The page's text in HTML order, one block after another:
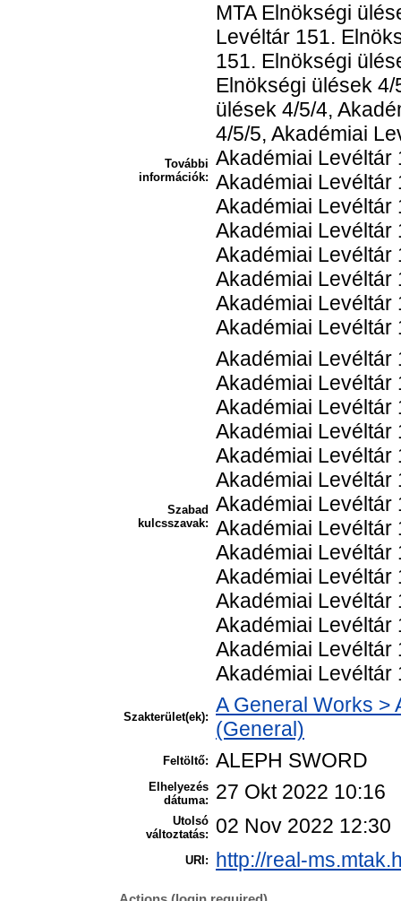
További
információk:
MTA Elnökségi
Levéltár 151.
151. Elnökségi
Elnökségi ülések
ülések 4/5/4,
4/5/5, Akadémiai
Akadémiai Levéltár
Akadémiai Levéltár
Akadémiai Levéltár
Akadémiai Levéltár
Akadémiai Levéltár
Akadémiai Levéltár
Akadémiai Levéltár
Akadémiai Levéltár
Szabad
kulcsszavak:
Akadémiai Levéltár
Akadémiai Levéltár
Akadémiai Levéltár
Akadémiai Levéltár
Akadémiai Levéltár
Akadémiai Levéltár
Akadémiai Levéltár
Akadémiai Levéltár
Akadémiai Levéltár
Akadémiai Levéltár
Akadémiai Levéltár
Akadémiai Levéltár
Akadémiai Levéltár
Akadémiai Levéltár
Szakterület(ek):
A General Works >
(General)
Feltöltő: ALEPH SWORD
Elhelyezés
dátuma:
27 Okt 2022 10:16
Utolsó
változtatás:
02 Nov 2022 12:30
URI: http://real-